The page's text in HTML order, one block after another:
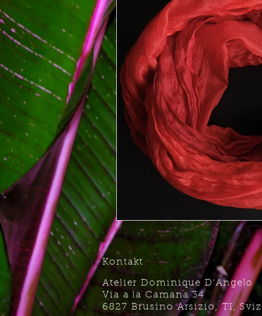
Kontakt
Atelier Dominique D'Angelo
Via a la Camana 34
6827 Brusino Arsizio, TI,